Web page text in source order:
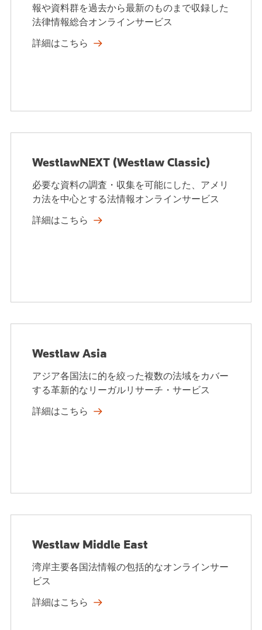
報や資料群を過去から最新のものまで収録した
法律情報総合オンラインサービス
詳細はこちら
WestlawNEXT (Westlaw Classic)
必要な資料の調査・収集を可能にした、アメリ
カ法を中心とする法情報オンラインサービス
詳細はこちら
Westlaw Asia
アジア各国法に的を絞った複数の法域をカバー
する革新的なリーガルリサーチ・サービス
詳細はこちら
Westlaw Middle East
湾岸主要各国法情報の包括的なオンラインサー
ビス
詳細はこちら